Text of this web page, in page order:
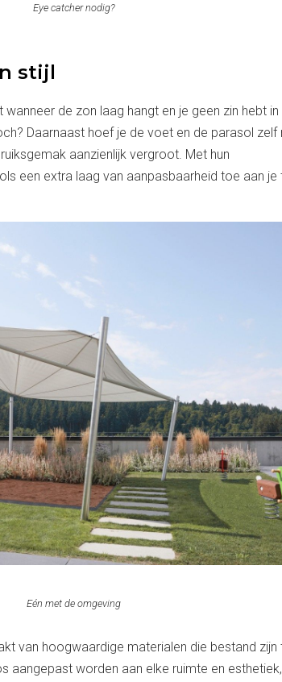
Eye catcher nodig?
stijl
de zon laag hangt en je geen zin hebt in
Daarnaast hoef je de voet en de parasol zelf
aanzienlijk vergroot. Met hun
een extra laag van aanpasbaarheid toe aan je
Eén met de omgeving
van hoogwaardige materialen die bestand zijn
aangepast worden aan elke ruimte en esthetiek,